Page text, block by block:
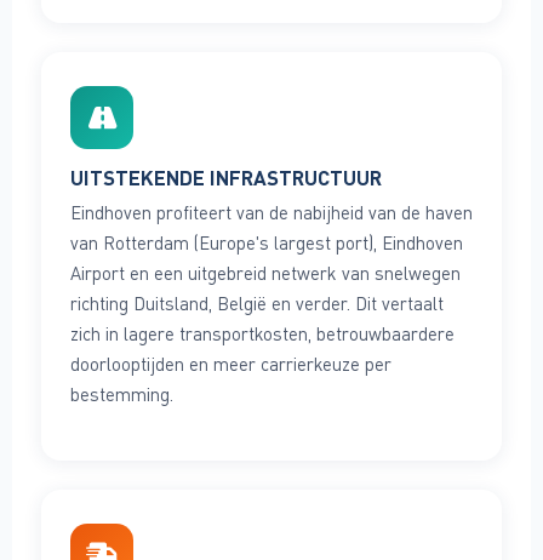
UITSTEKENDE INFRASTRUCTUUR
Eindhoven profiteert van de nabijheid van de haven
van Rotterdam (Europe's largest port), Eindhoven
Airport en een uitgebreid netwerk van snelwegen
richting Duitsland, België en verder. Dit vertaalt
zich in lagere transportkosten, betrouwbaardere
doorlooptijden en meer carrierkeuze per
bestemming.